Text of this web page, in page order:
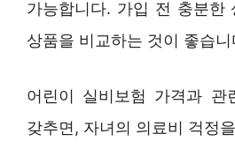
가능합니다. 가입 전 충분한
상품을 비교하는 것이 좋습니
어린이 실비보험 가격과 관
갖추면, 자녀의 의료비 걱정